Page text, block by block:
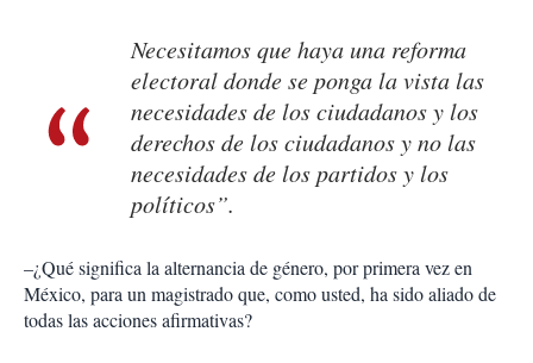
Necesitamos que haya una reforma
electoral donde se ponga la vista las
necesidades de los ciudadanos y los
derechos de los ciudadanos y no las
necesidades de los partidos y los
políticos”.
–¿Qué significa la alternancia de género, por primera vez en
México, para un magistrado que, como usted, ha sido aliado de
todas las acciones afirmativas?